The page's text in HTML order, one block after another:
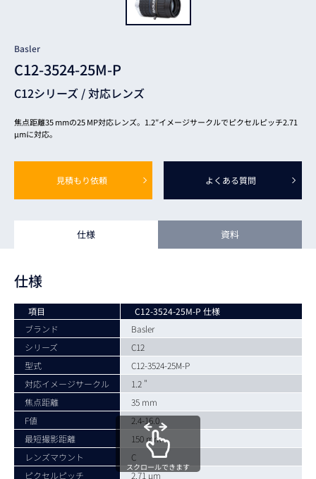
Basler
C12-3524-25M-P
C12シリーズ /対応レンズ
焦点距離35 mmの25 MP対応レンズ。1.2″イメージサークルでピクセルピッチ2.71
µmに対応。
見積もり依頼 よくある質問
仕様 資料
仕様
項目
C12-3524-25M-P 仕様
ブランド
Basler
シリーズ
C12
型式
C12-3524-25M-P
対応イメージサークル
1.2 "
焦点距離
35 mm
F値
2.4-16.0
最短撮影距離
150 mm
レンズマウント
C
ピクセルピッチ
2.71 µm
スクロールできます